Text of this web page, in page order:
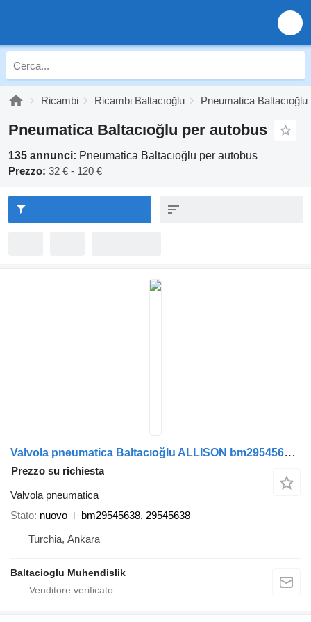
Ricambi Ricambi Baltacıoğlu Pneumatica Baltacıoğlu
Pneumatica Baltacıoğlu per autobus
135 annunci: Pneumatica Baltacıoğlu per autobus
Prezzo: 32 € - 120 €
Valvola pneumatica Baltacıoğlu ALLISON bm29545638 per autobus
Prezzo su richiesta
Valvola pneumatica
Stato nuovo
bm29545638, 29545638
Turchia, Ankara
Baltacioglu Muhendislik